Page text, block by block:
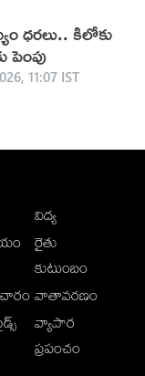
ధరలు.. కిలోకు
పెంపు
11:07 IST
విద్య
రైతు
కుటుంబం
వాతావరణం
వ్యాపార
ప్రపంచం